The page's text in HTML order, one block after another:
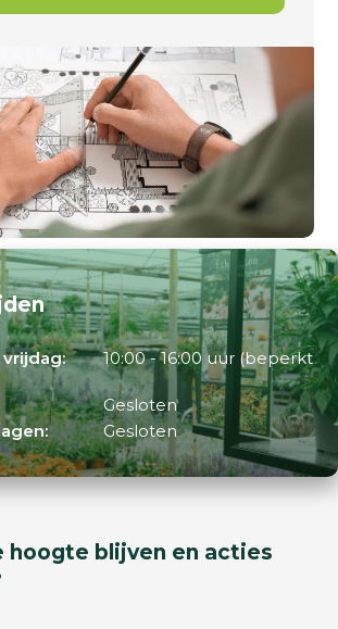
10:00 - 16:00 uur (beperkt
Gesloten
Gesloten
hoogte blijven en acties